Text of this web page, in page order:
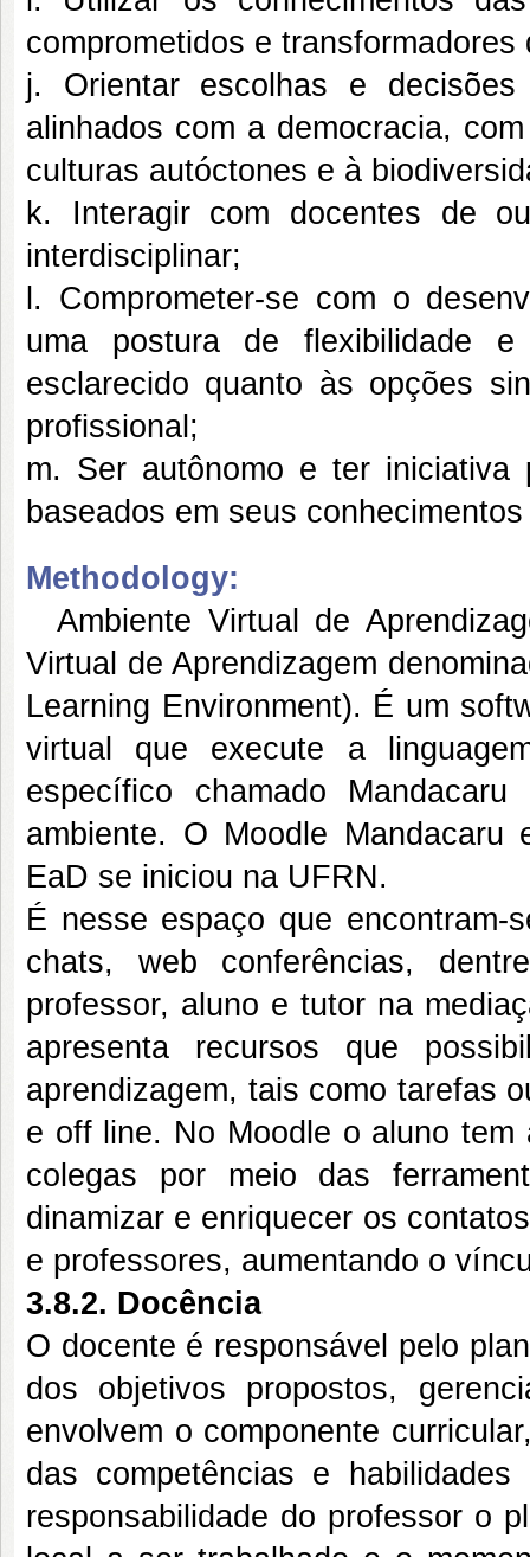
comprometidos e
j. Orientar escolhas e
alinhados com a democracia,
culturas autóctones e à
k. Interagir com docentes de
interdisciplinar;
l. Comprometer-se com o
uma postura de flexibilidade e
esclarecido quanto às opções
profissional;
m. Ser autônomo e ter iniciativa
baseados em seus
Methodology:
Ambiente Virtual de
Virtual de Aprendizagem
Learning Environment). É um
virtual que execute a
específico chamado
ambiente. O Moodle
EaD se iniciou na UFRN.
É nesse espaço que encontram-
chats, web conferências,
professor, aluno e tutor na
apresenta recursos que
aprendizagem, tais como tarefas
e off line. No Moodle o aluno
colegas por meio das
dinamizar e enriquecer os
e professores, aumentando o
3.8.2. Docência
O docente é responsável pelo
dos objetivos propostos,
envolvem o componente
das competências e
responsabilidade do professor o